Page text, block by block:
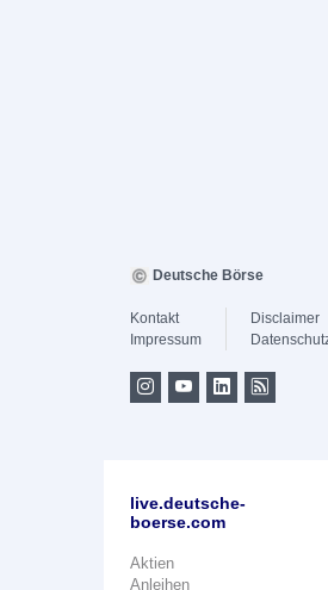
Deutsche Börse
Kontakt
Impressum
Disclaimer
live.deutsche-
boerse.com
Aktien
Anleihen